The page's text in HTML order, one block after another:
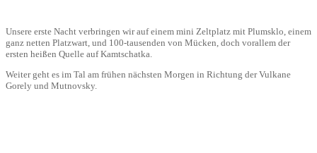
Unsere erste Nacht verbringen wir auf einem mini Zeltplatz mit Plumsklo, einem
ganz netten Platzwart, und 100-tausenden von Mücken, doch vorallem der
ersten heißen Quelle auf Kamtschatka.
Weiter geht es im Tal am frühen nächsten Morgen in Richtung der Vulkane
Gorely und Mutnovsky.